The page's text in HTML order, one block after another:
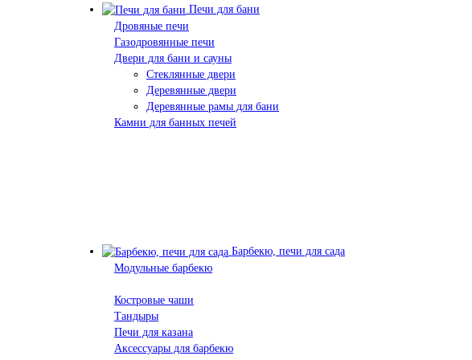
Печи для бани
Дровяные печи
Газодровянные печи
Двери для бани и сауны
Стеклянные двери
Деревянные двери
Деревянные рамы для бани
Камни для банных печей
Барбекю, печи для сада
Модульные барбекю
Костровые чаши
Тандыры
Печи для казана
Аксессуары для барбекю